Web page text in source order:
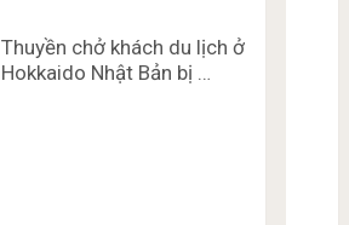
Thuyền chở khách du lịch ở
Hokkaido Nhật Bản bị …